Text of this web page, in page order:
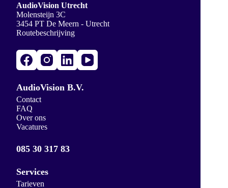
AudioVision Utrecht
Molensteijn 3C
3454 PT De Meern - Utrecht
Routebeschrijving
AudioVision B.V.
Contact
FAQ
Over ons
Vacatures
085 30 317 83
Services
Tarieven